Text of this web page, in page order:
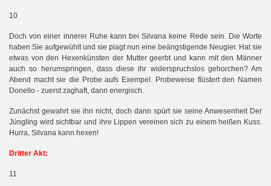
10
Doch von einer innerer Ruhe kann bei Silvana keine Rede sein. Die Worte
haben Sie aufgewühlt und sie plagt nun eine beängstigende Neugier. Hat sie
etwas von den Hexenkünsten der Mutter geerbt und kann mit den Männer
auch so herumspringen, dass diese ihr widerspruchslos gehorchen? Am
Abend macht sie die Probe aufs Exempel. Probeweise flüstert den Namen
Donello - zuerst zaghaft, dann energisch.
Zunächst gewahrt sie ihn nicht, doch dann spürt sie seine Anwesenheit Der
Jüngling wird sichtbar und ihre Lippen vereinen sich zu einem heißen Kuss.
Hurra, Silvana kann hexen!
Dritter Akt:
11